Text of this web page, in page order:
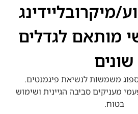
מיקרובליידינג
מותאם לגדלים
שונים
משמשות לנשיאת פיגמנטים.
מעניקים סביבה הגיינית ושימוש
בטוח.